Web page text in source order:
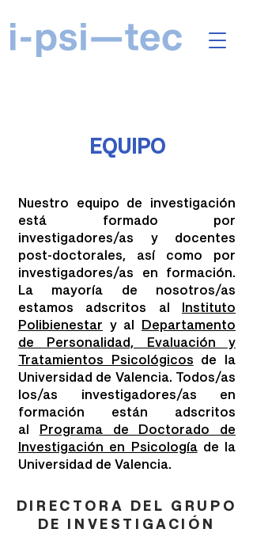
EQUIPO
Nuestro equipo de investigación
está formado por
investigadores/as y docentes
post-doctorales, así como por
investigadores/as en formación.
La mayoría de nosotros/as
estamos adscritos al Instituto
Polibienestar y al Departamento
de Personalidad, Evaluación y
Tratamientos Psicológicos de la
Universidad de Valencia. Todos/as
los/as investigadores/as en
formación están adscritos
al Programa de Doctorado de
Investigación en Psicologíade la
Universidad de Valencia.
DIRECTORA DEL GRUPO
DE INVESTIGACIÓN